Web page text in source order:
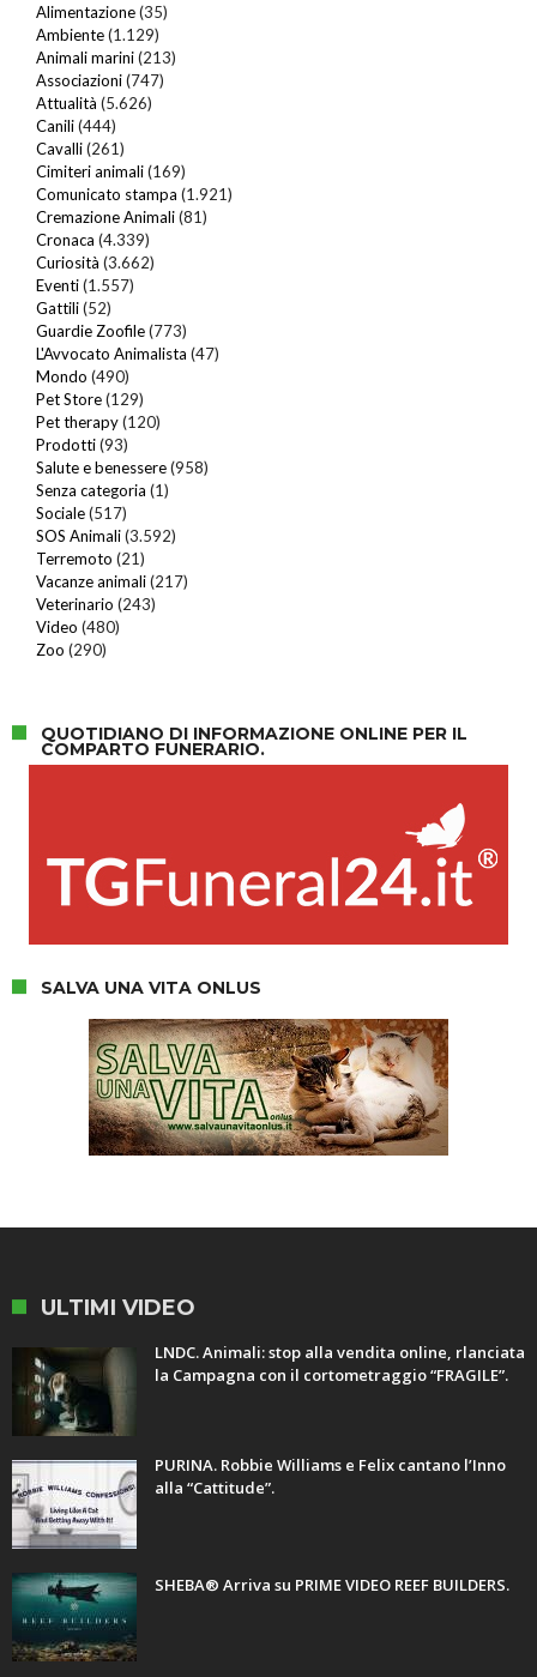
Alimentazione(35)
Ambiente(1.129)
Animali marini(213)
Associazioni(747)
Attualità (5.626)
Canili(444)
Cavalli(261)
Cimiteri animali(169)
Comunicato stampa (1.921)
Cremazione Animali(81)
Cronaca (4.339)
Curiosità (3.662)
Eventi(1.557)
Gattili(52)
Guardie Zoofile(773)
L'Avvocato Animalista (47)
Mondo (490)
Pet Store(129)
Pet therapy(120)
Prodotti(93)
Salute e benessere(958)
Senza categoria (1)
Sociale(517)
SOS Animali(3.592)
Terremoto (21)
Vacanze animali(217)
Veterinario (243)
Video (480)
Zoo (290)
QUOTIDIANO DI INFORMAZIONE ONLINE PER IL
COMPARTO FUNERARIO.
SALVA UNA VITA ONLUS
ULTIMI VIDEO
LNDC. Animali: stop alla vendita online, rlanciata
la Campagna con il cortometraggio “FRAGILE”.
PURINA. Robbie Williams e Felix cantano l’Inno
alla “Cattitude”.
SHEBA® Arriva su PRIME VIDEO REEF BUILDERS.